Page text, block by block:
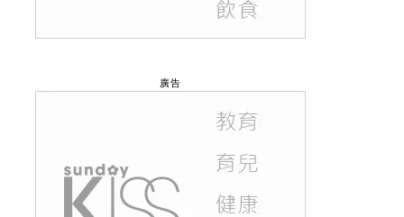
廣告